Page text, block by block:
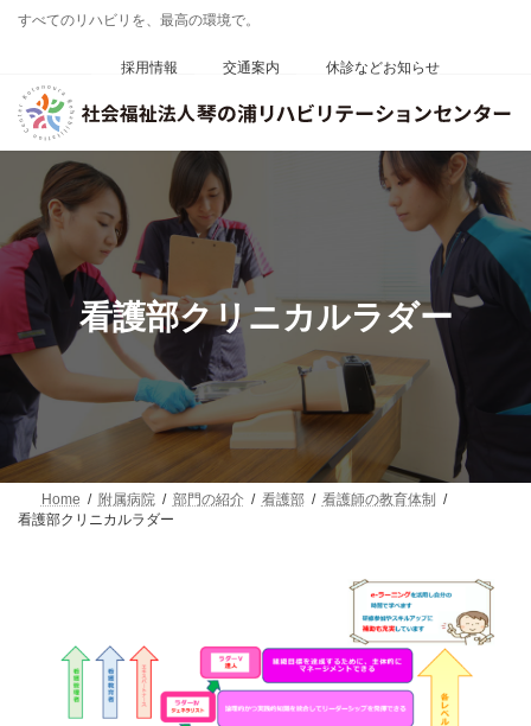
すべてのリハビリを、最高の環境で。
採用情報 交通案内 休診などお知らせ
看護部クリニカルラダー
Home 附属病院 部門の紹介 看護部
看護師の教育体制
看護部クリニカルラダー